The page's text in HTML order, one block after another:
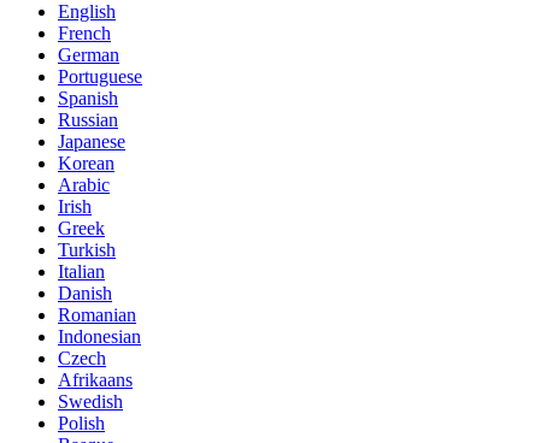
English
French
German
Portuguese
Spanish
Russian
Japanese
Korean
Arabic
Irish
Greek
Turkish
Italian
Danish
Romanian
Indonesian
Czech
Afrikaans
Swedish
Polish